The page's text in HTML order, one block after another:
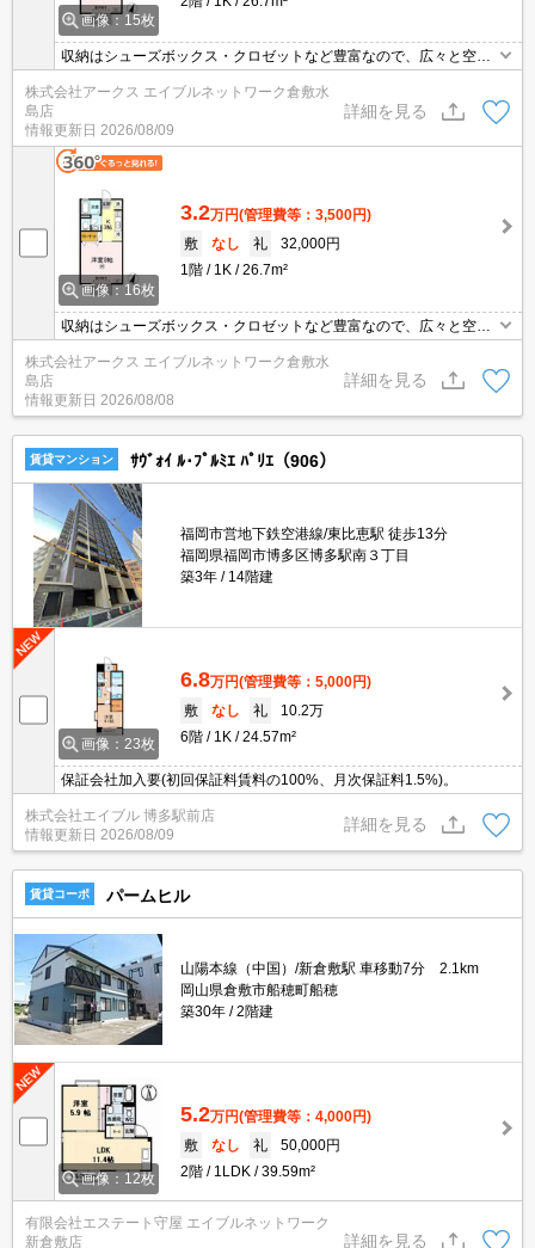
画像：15枚
収納はシューズボックス・クロゼットなど豊富なので、広々と空間
て出し入れして、サッと身支度を整えられる独立洗面台が付いてお
ります。訪問者をカメラで確認できるTVインターホン設置済み。角
部屋は隣の生活音が気になりにくいため、騒音によるストレスを感
じずらくなります。
株式会社アークス エイブルネットワーク倉敷水
島店
情報更新日 2026/08/09
詳細を見る
画像：16枚
3.2万円(管理費等：3,500円)
敷
なし 礼
32,000円
1階
1K 26.7m²
収納はシューズボックス・クロゼットなど豊富なので、広々と空間
を利用することも可能です。化粧品やスタイリング剤などをまとめ
て出し入れして、サッと身支度を整えられる独立洗面台が付いてお
ります。訪問者をカメラで確認できるTVインターホン設置済み。角
部屋は隣の生活音が気になりにくいため、騒音によるストレスを感
じずらくなります。
株式会社アークス エイブルネットワーク倉敷水
島店
情報更新日 2026/08/08
詳細を見る
賃貸マンション ｻｳﾞｫｲ ﾙ･ﾌﾟﾙﾐｴ ﾊﾟﾘｴ（906）
福岡市営地下鉄空港線/東比恵駅 徒歩13分
福岡県福岡市博多区博多駅南３丁目
築3年
14階建
画像：23枚
6.8万円(管理費等：5,000円)
敷
なし 礼
10.2万
6階
1K 24.57m²
保証会社加入要(初回保証料賃料の100%、月次保証料1.5%)。
株式会社エイブル 博多駅前店
情報更新日 2026/08/09
詳細を見る
賃貸コーポ パームヒル
山陽本線（中国）/新倉敷駅 車移動7分 2.1km
岡山県倉敷市船穂町船穂
築30年
2階建
画像：12枚
5.2万円(管理費等：4,000円)
敷
なし 礼
50,000円
2階
1LDK 39.59m²
有限会社エステート守屋 エイブルネットワーク
新倉敷店
詳細を見る